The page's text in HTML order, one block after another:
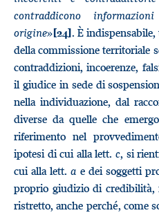
contraddicono
origine»[24]. È
della commissione territoriale
contraddizioni, incoerenze,
il giudice in sede di
nella individuazione, dal
diverse da quelle che
riferimento nel
ipotesi di cui alla lett.c, si
cui alla lett.a e dei soggetti
proprio giudizio di credibilità,
ristretto, anche perché, come